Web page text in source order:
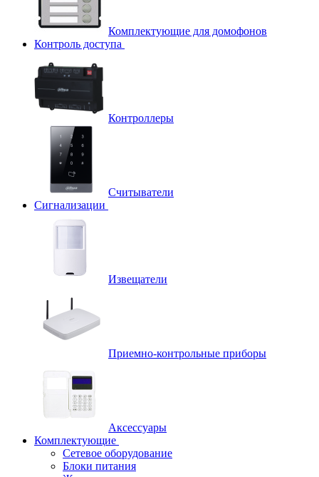
Комплектующие для домофонов
Контроль доступа
Контроллеры
Считыватели
Сигнализации
Извещатели
Приемно-контрольные приборы
Аксессуары
Комплектующие
Сетевое оборудование
Блоки питания